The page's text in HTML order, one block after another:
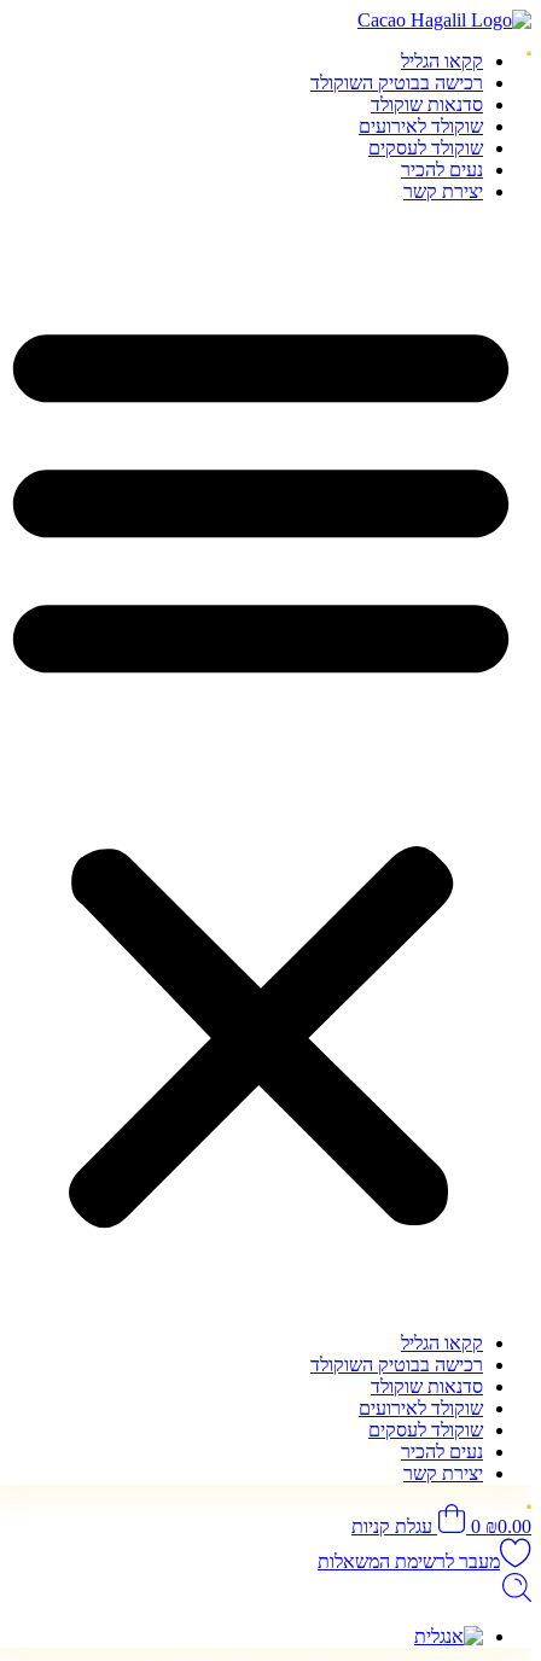
קקאו הגליל
רכישה בבוטיק השוקולד
סדנאות שוקולד
שוקולד לאירועים
שוקולד לעסקים
נעים להכיר
יצירת קשר
קקאו הגליל
רכישה בבוטיק השוקולד
סדנאות שוקולד
שוקולד לאירועים
שוקולד לעסקים
נעים להכיר
יצירת קשר
₪0.00
0
עגלת קניות
מעבר לרשימת המשאלות